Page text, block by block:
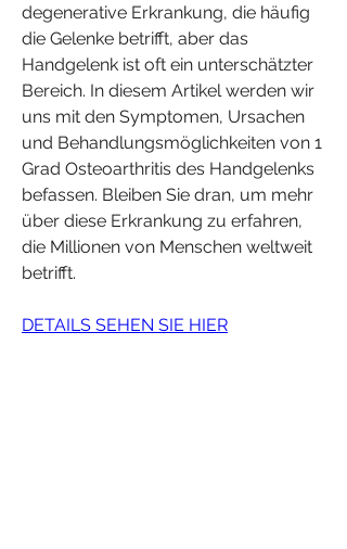
degenerative Erkrankung, die häufig
die Gelenke betrifft, aber das
Handgelenk ist oft ein unterschätzter
Bereich. In diesem Artikel werden wir
uns mit den Symptomen, Ursachen
und Behandlungsmöglichkeiten von 1
Grad Osteoarthritis des Handgelenks
befassen. Bleiben Sie dran, um mehr
über diese Erkrankung zu erfahren,
die Millionen von Menschen weltweit
betrifft.
DETAILS SEHEN SIE HIER